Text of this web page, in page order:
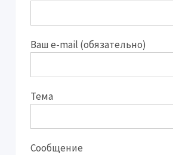
Ваш e-mail (обязательно)
Тема
Сообщение